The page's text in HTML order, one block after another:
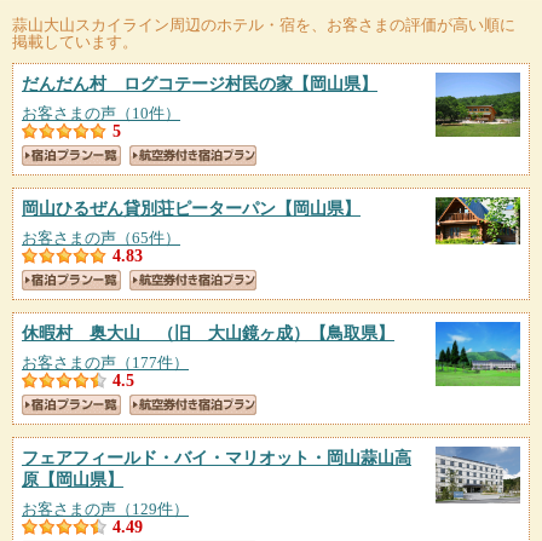
蒜山大山スカイライン周辺のホテル・宿を、お客さまの評価が高い順に
掲載しています。
だんだん村 ログコテージ村民の家 【岡山県】
お客さまの声（10件）
5
岡山ひるぜん貸別荘ピーターパン 【岡山県】
お客さまの声（65件）
4.83
休暇村 奥大山 （旧 大山鏡ヶ成） 【鳥取県】
お客さまの声（177件）
4.5
フェアフィールド・バイ・マリオット・岡山蒜山高
原 【岡山県】
お客さまの声（129件）
4.49